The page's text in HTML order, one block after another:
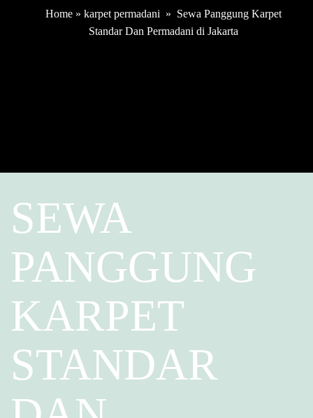
Home » karpet permadani » Sewa Panggung Karpet
Standar Dan Permadani di Jakarta
SEWA
PANGGUNG
KARPET
STANDAR